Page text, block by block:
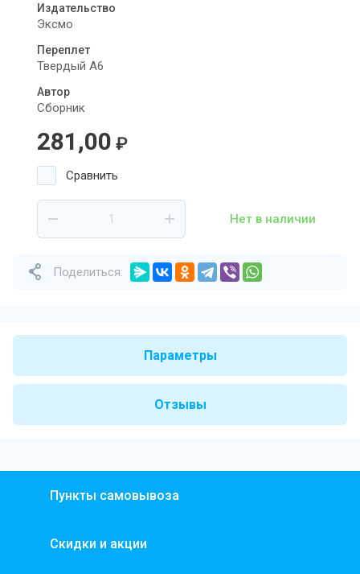
Издательство
Эксмо
Переплет
Твердый А6
Автор
Сборник
281,00 ₽
Сравнить
Нет в наличии
Поделиться:
Параметры
Отзывы
Пункты самовывоза
Скидки и акции